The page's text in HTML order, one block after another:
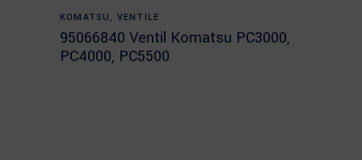
Read more
KOMATSU , VENTILE
95066840 Ventil Komatsu PC3000,
PC4000, PC5500